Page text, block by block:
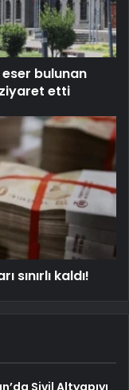
eser bulunan
ziyaret etti
sınırlı kaldı!